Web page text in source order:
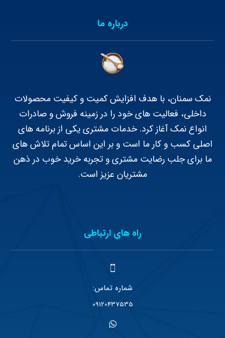
درباره ما
نمک سمنان، با هدف افزایش کمیت و کیفیت محصولات
داخلی، فعالیت های خود را در زمینه فروش و صادرات
انواع نمک آغاز کرد. خدمات مشتری یکی از برنامه های
اصلی کسب و کار ما است و بر این اساس تمام تلاش های
ما برای جلب رضایت مشتری و تجربه خرید خوب در ذهن
مشتریان عزیز است.
راه های ارتباطی
شماره تماس:
09120437535